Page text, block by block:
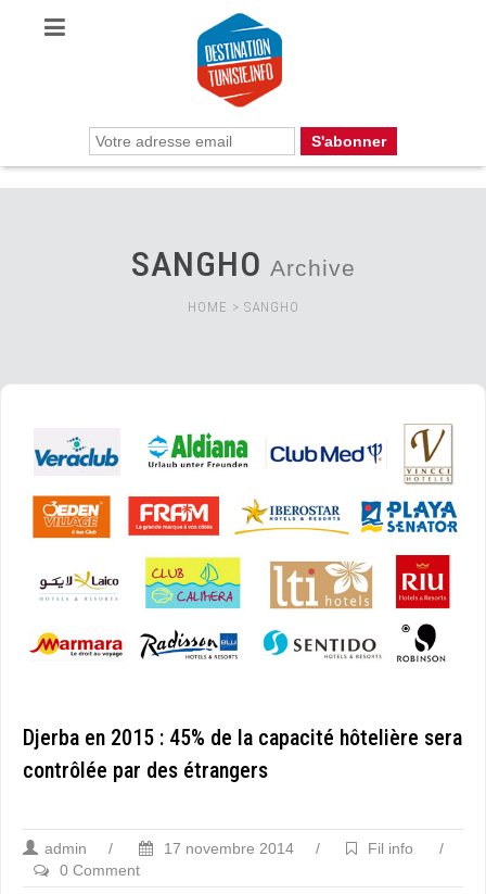
SANGHO Archive
HOME > SANGHO
Djerba en 2015 : 45% de la capacité hôtelière sera
contrôlée par des étrangers
admin / 17 novembre 2014 / Fil info
/
0 Comment